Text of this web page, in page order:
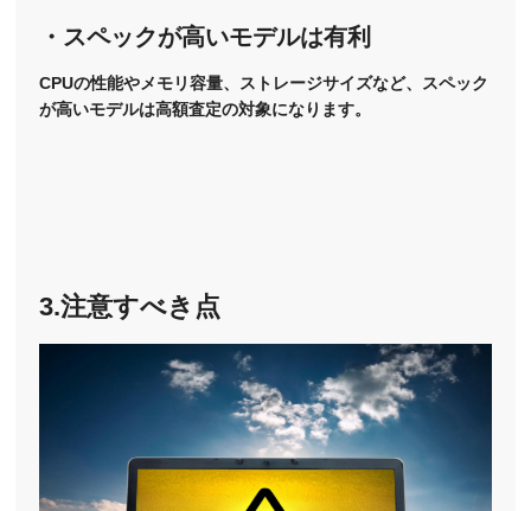
・スペックが高いモデルは有利
CPUの性能やメモリ容量、ストレージサイズなど、スペック
が高いモデルは高額査定の対象になります。
3.注意すべき点